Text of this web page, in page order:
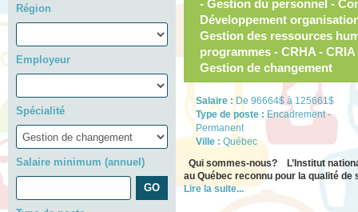
Région
Employeur
Spécialité
Salaire minimum (annuel)
- Gestion du personnel -
Développement
Gestion des ressources
programmes - CRHA -
Gestion de changement
Salaire : De 96664$ à 125661$
Type de poste : Encadrement -
Permanent
Ville : Québec
Qui sommes-nous? L’Institut
au Québec reconnu pour la qualité
Lire la suite...